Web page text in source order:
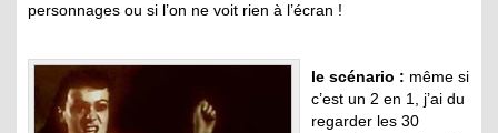
personnages ou si l’on ne voit rien à l’écran !
le scénario : même si
c’est un 2 en 1, j’ai du
regarder les 30